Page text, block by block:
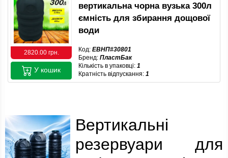
2820.00 грн.
вертикальна чорна вузька 300л
ємність для збирання дощової
води
Код: ЕВНП#30801
Бренд: ПластБак
Кількість в упаковці: 1
Кратність відпускання: 1
У кошик
Вертикальні
резервуари для